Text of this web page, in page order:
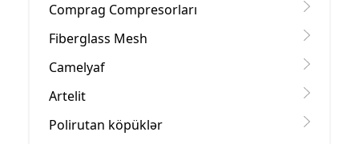
Comprag Compresorları
Fiberglass Mesh
Camelyaf
Artelit
Polirutan köpüklər